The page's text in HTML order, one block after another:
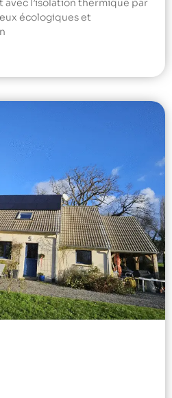
l’isolation thermique par
écologiques et